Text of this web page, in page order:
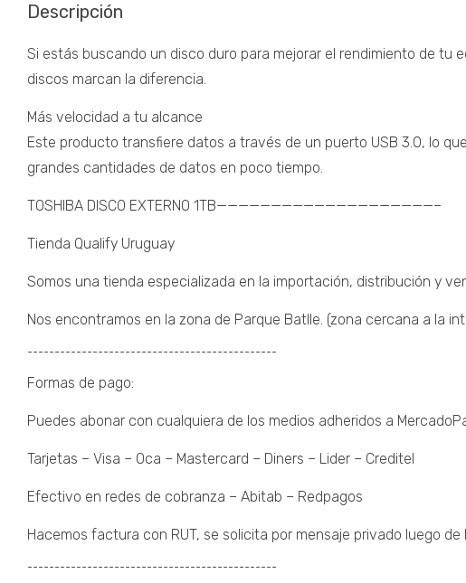
Descripción
Si estás buscando un disco duro para mejorar el rendimiento de tu
discos marcan la diferencia.
Más velocidad a tu alcance
Este producto transfiere datos a través de un puerto USB 3.0, lo
grandes cantidades de datos en poco tiempo.
TOSHIBA DISCO EXTERNO 1TB————————————————————–
Tienda Qualify Uruguay
Somos una tienda especializada en la importación, distribución y
Nos encontramos en la zona de Parque Batlle. (zona cercana a la
¯¯¯¯¯¯¯¯¯¯¯¯¯¯¯¯¯¯¯¯¯¯¯¯¯¯¯¯¯¯¯¯¯¯¯¯¯¯¯¯¯¯¯¯¯¯
Formas de pago:
Puedes abonar con cualquiera de los medios adheridos a
Tarjetas – Visa – Oca – Mastercard – Diners – Lider – Creditel
Efectivo en redes de cobranza – Abitab – Redpagos
Hacemos factura con RUT, se solicita por mensaje privado luego de
¯¯¯¯¯¯¯¯¯¯¯¯¯¯¯¯¯¯¯¯¯¯¯¯¯¯¯¯¯¯¯¯¯¯¯¯¯¯¯¯¯¯¯¯¯¯